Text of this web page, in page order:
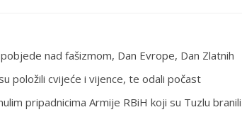
nad fašizmom, Dan Evrope, Dan Zlatnih
položili cvijeće i vijence, te odali počast
pripadnicima Armije RBiH koji su Tuzlu branili